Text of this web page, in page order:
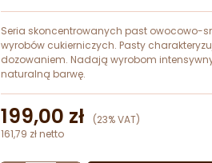
Seria skoncentrowanych past owocowo-
wyrobów cukierniczych. Pasty
dozowaniem. Nadają wyrobom
naturalną barwę.
199,00 zł (23% VAT)
161,79 zł netto